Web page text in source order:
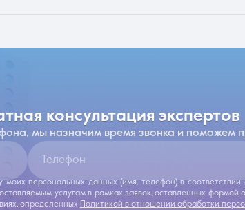
консультация экспертов
мы назначим время звонка и поможем
Телефон
моих персональных данных (имя, телефон) в
услугам в рамках заявок, оставленных
определенных Политикой в отношении обработки